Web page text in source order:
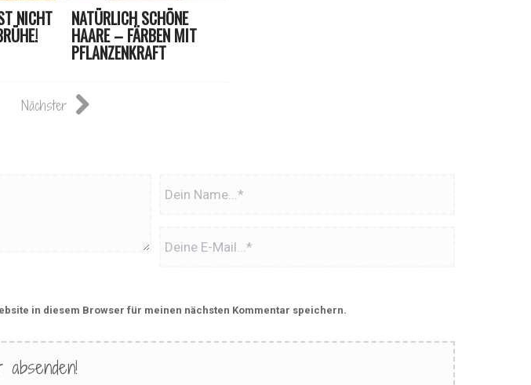
NICHT NATÜRLICH SCHÖNE
HAARE – FÄRBEN MIT
PFLANZENKRAFT
Nächster
in diesem Browser für meinen nächsten Kommentar speichern.